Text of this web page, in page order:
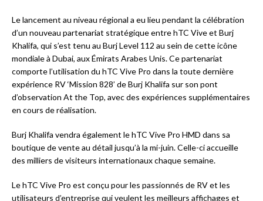
Le lancement au niveau régional a eu lieu pendant la célébration
d’un nouveau partenariat stratégique entre hTC Vive et Burj
Khalifa, qui s’est tenu au Burj Level 112 au sein de cette icône
mondiale à Dubai, aux Émirats Arabes Unis. Ce partenariat
comporte l’utilisation du hTC Vive Pro dans la toute dernière
expérience RV ‘Mission 828’ de Burj Khalifa sur son pont
d’observation At the Top, avec des expériences supplémentaires
en cours de réalisation.
Burj Khalifa vendra également le hTC Vive Pro HMD dans sa
boutique de vente au détail jusqu’à la mi-juin. Celle-ci accueille
des milliers de visiteurs internationaux chaque semaine.
Le hTC Vive Pro est conçu pour les passionnés de RV et les
utilisateurs d’entreprise qui veulent les meilleurs affichages et